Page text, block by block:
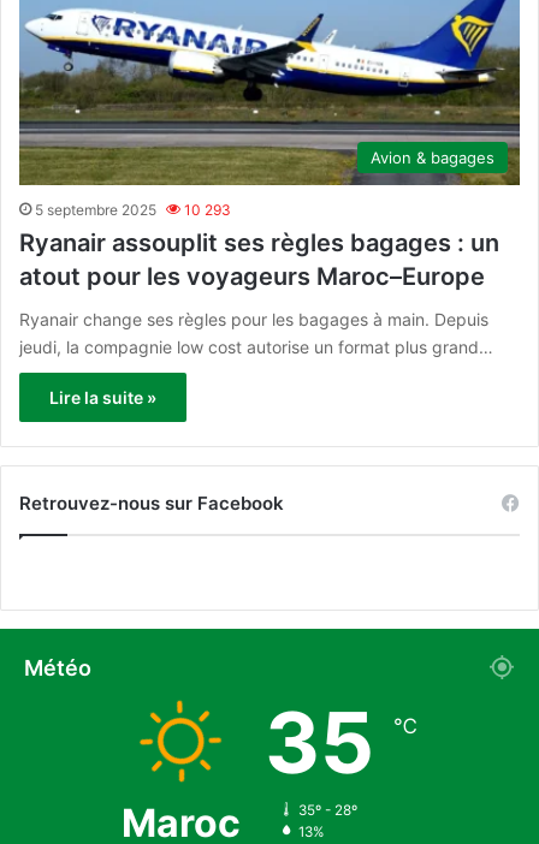
Avion & bagages
5 septembre 2025 10 293
Ryanair assouplit ses règles bagages : un
atout pour les voyageurs Maroc–Europe
Ryanair change ses règles pour les bagages à main. Depuis
jeudi, la compagnie low cost autorise un format plus grand…
Lire la suite »
Retrouvez-nous sur Facebook
Météo
Maroc
35 ℃
35º - 28º
13%